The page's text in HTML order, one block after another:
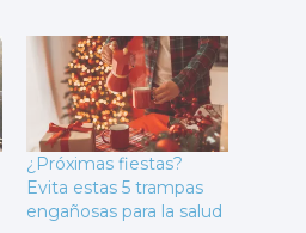
¿Próximas fiestas?
Evita estas 5 trampas
engañosas para la salud